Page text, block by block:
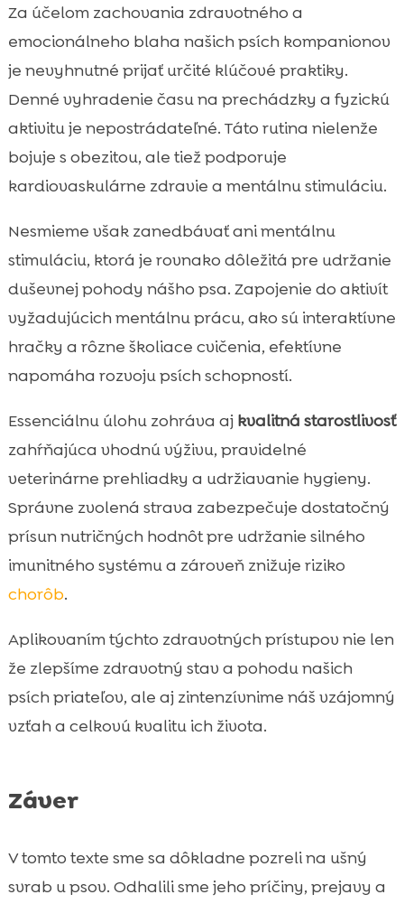
Za účelom zachovania zdravotného a
emocionálneho blaha našich psích kompanionov
je nevyhnutné prijať určité klúčové praktiky.
Denné vyhradenie času na prechádzky a fyzickú
aktivitu je nepostrádateľné. Táto rutina nielenže
bojuje s obezitou, ale tiež podporuje
kardiovaskulárne zdravie a mentálnu stimuláciu.
Nesmieme však zanedbávať ani mentálnu
stimuláciu, ktorá je rovnako dôležitá pre udržanie
duševnej pohody nášho psa. Zapojenie do aktivít
vyžadujúcich mentálnu prácu, ako sú interaktívne
hračky a rôzne školiace cvičenia, efektívne
napomáha rozvoju psích schopností.
Essenciálnu úlohu zohráva aj kvalitná starostlivosť
zahŕňajúca vhodnú výživu, pravidelné
veterinárne prehliadky a udržiavanie hygieny.
Správne zvolená strava zabezpečuje dostatočný
prísun nutričných hodnôt pre udržanie silného
imunitného systému a zároveň znižuje riziko
chorôb.
Aplikovaním týchto zdravotných prístupov nie len
že zlepšíme zdravotný stav a pohodu našich
psích priateľov, ale aj zintenzívnime náš vzájomný
vzťah a celkovú kvalitu ich života.
Záver
V tomto texte sme sa dôkladne pozreli na ušný
svrab u psov. Odhalili sme jeho príčiny, prejavy a